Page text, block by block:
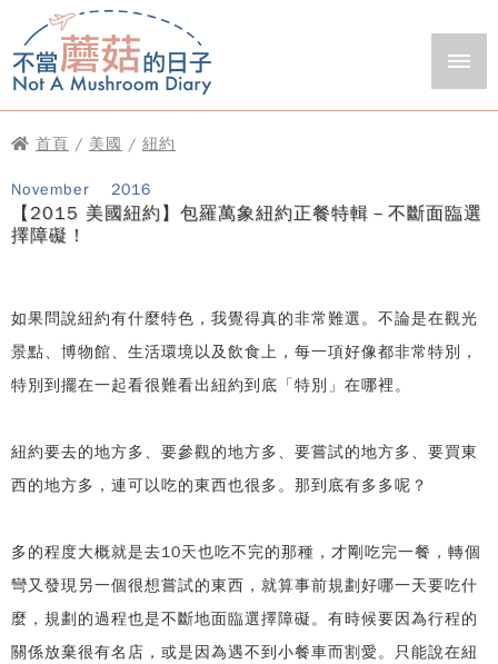
首頁 / 美國 / 紐約
November 2016
【2015 美國紐約】包羅萬象紐約正餐特輯－不斷面臨選
擇障礙！
如果問說紐約有什麼特色，我覺得真的非常難選。不論是在觀光
景點、博物館、生活環境以及飲食上，每一項好像都非常特別，
特別到擺在一起看很難看出紐約到底「特別」在哪裡。
紐約要去的地方多、要參觀的地方多、要嘗試的地方多、要買東
西的地方多，連可以吃的東西也很多。那到底有多多呢？
多的程度大概就是去10天也吃不完的那種，才剛吃完一餐，轉個
彎又發現另一個很想嘗試的東西，就算事前規劃好哪一天要吃什
麼，規劃的過程也是不斷地面臨選擇障礙。有時候要因為行程的
關係放棄很有名店，或是因為遇不到小餐車而割愛。只能說在紐